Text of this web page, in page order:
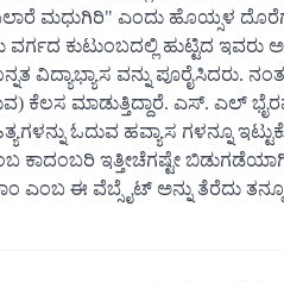
ಮಧುಗಿರಿ" ಎಂದು ಹೊಯ್ಸಳ
ಕುಟುಂಬದಲ್ಲಿ ಹುಟ್ಟಿದ ಇವರು
ವಿದ್ಯಾಭ್ಯಾಸ ವನ್ನು ಪೂರೈಸಿದರು.
ಮಾಡುತ್ತಿದ್ದಾರೆ. ಎಸ್. ಎಲ್
ಓದುವ ಹವ್ಯಾಸ ಗಳನ್ನೂ
ಕಾದಂಬರಿ ಇತ್ತೀಚೆಗಷ್ಟೇ
ಈ ವೆಬ್ಸೈಟ್ ಅನ್ನು ತೆರೆದು